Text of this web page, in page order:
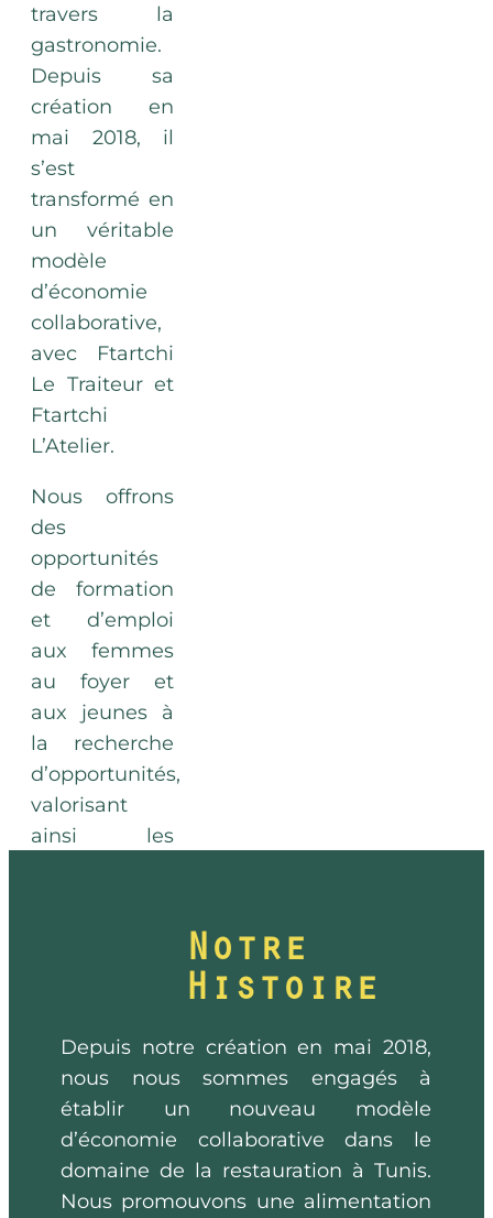
travers la
gastronomie.
Depuis sa
création en
mai 2018, il
s’est
transformé en
un véritable
modèle
d’économie
collaborative,
avec Ftartchi
Le Traiteur et
Ftartchi
L’Atelier.
Nous offrons
des
opportunités
de formation
et d’emploi
aux femmes
au foyer et
aux jeunes à
la recherche
d’opportunités,
valorisant
ainsi les
Notre
Histoire
Depuis notre création en mai 2018,
nous nous sommes engagés à
établir un nouveau modèle
d’économie collaborative dans le
domaine de la restauration à Tunis.
Nous promouvons une alimentation